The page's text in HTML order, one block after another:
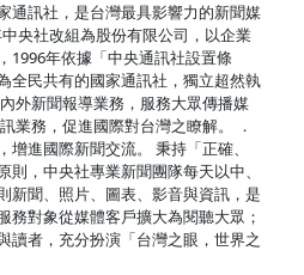
通訊社，是台灣最具影響力的新聞媒
央社改組為股份有限公司，以企業
1996年依據「中央通訊社設置條
全民共有的國家通訊社，獨立超然執
外新聞報導業務，服務大眾傳播媒
業務，促進國際對台灣之瞭解。 ．
進國際新聞交流。 秉持「正確、
，中央社專業新聞團隊每天以中、
新聞、照片、圖表、影音與資訊，是
務對象從媒體客戶擴大為閱聽大眾；
讀者，充分扮演「台灣之眼，世界之